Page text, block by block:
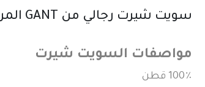
سويت شيرت رجالي من GANT المريح مع شعار GANT
مواصفات السويت شيرت
100٪ قطن